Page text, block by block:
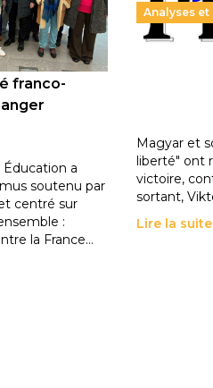
ensemble :
franco-
a
soutenu par
centré sur
:
la France…
Analyses
Hongrie :
les
En
Magyar et
liberté" ont
victoire,
sortant,
Lire la